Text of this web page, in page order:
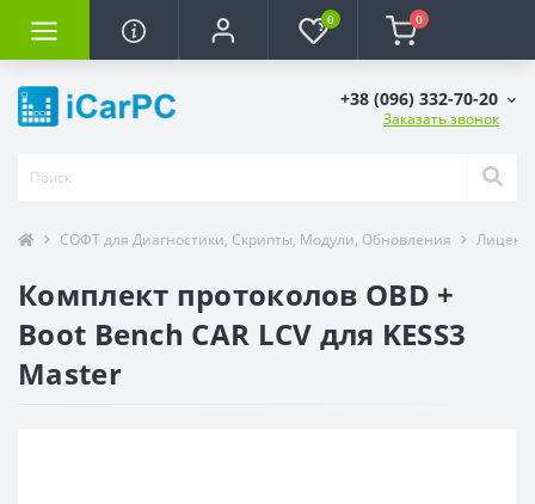
0 0
+38 (096) 332-70-20
Заказать звонок
СОФТ для Диагностики, Скрипты, Модули, Обновления
Комплект протоколов OBD +
Boot Bench CAR LCV для KESS3
Master